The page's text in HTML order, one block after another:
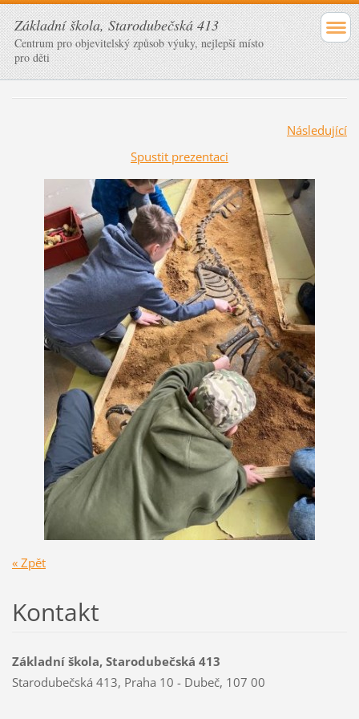
Základní škola, Starodubečská 413
Centrum pro objevitelský způsob výuky, nejlepší místo
pro děti
Následující
Spustit prezentaci
« Zpět
Kontakt
Základní škola, Starodubečská 413
Starodubečská 413, Praha 10 - Dubeč, 107 00